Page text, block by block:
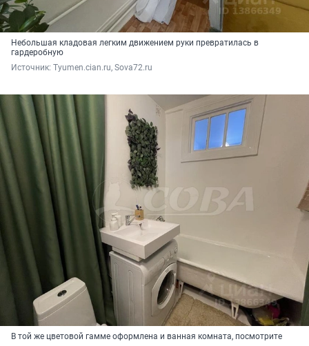
Небольшая кладовая легким движением руки превратилась в
гардеробную
Источник: Tyumen.cian.ru, Sova72.ru
В той же цветовой гамме оформлена и ванная комната, посмотрите